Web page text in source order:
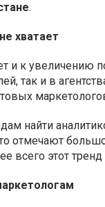
.
хватает
и к увеличению
так и в
найти
отмечают
всего этот